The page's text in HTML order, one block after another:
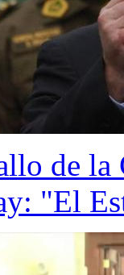
de la
"El